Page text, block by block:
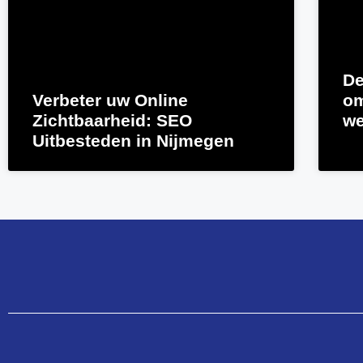
Verbeter uw Online
Zichtbaarheid: SEO
Uitbesteden in Nijmegen